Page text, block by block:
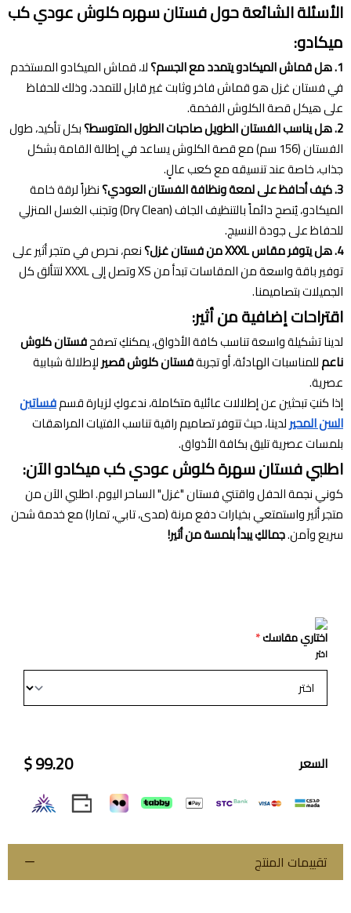
الأسئلة الشائعة حول فستان سهره كلوش عودي كب
ميكادو:
1. هل قماش الميكادو يتمدد مع الجسم؟
لا، قماش الميكادو المستخدم
في فستان غزل هو قماش فاخر وثابت غير قابل للتمدد، وذلك للحفاظ
على هيكل قصة الكلوش الفخمة.
2. هل يناسب الفستان الطويل صاحبات الطول المتوسط؟
بكل تأكيد، طول
الفستان (156 سم) مع قصة الكلوش يساعد في إطالة القامة بشكل
جذاب، خاصة عند تنسيقه مع كعب عالٍ.
3. كيف أحافظ على لمعة ونظافة الفستان العودي؟
نظراً لرقة خامة
الميكادو، يُنصح دائماً بالتنظيف الجاف (Dry Clean) وتجنب الغسل المنزلي
للحفاظ على جودة النسيج.
4. هل يتوفر مقاس XXXL من فستان غزل؟
نعم، نحرص في متجر أثير على
توفير باقة واسعة من المقاسات تبدأ من XS وتصل إلى XXXL لتتألق كل
الجميلات بتصاميمنا.
اقتراحات إضافية من أثير:
لدينا تشكيلة واسعة تناسب كافة الأذواق، يمكنكِ تصفحفستان كلوش
ناعمللمناسبات الهادئة، أو تجربةفستان كلوش قصيرلإطلالة شبابية
عصرية.
إذا كنتِ تبحثين عن إطلالات عائلية متكاملة، ندعوكِ لزيارة قسمفساتين
السن المحيرلدينا، حيث تتوفر تصاميم راقية تناسب الفتيات المراهقات
بلمسات عصرية تليق بكافة الأذواق.
اطلبي فستان سهرة كلوش عودي كب ميكادو الآن:
كوني نجمة الحفل واقتني فستان "غزل" الساحر اليوم. اطلبي الآن من
متجر أثير واستمتعي بخيارات دفع مرنة (مدى، تابي، تمارا) مع خدمة شحن
سريع وآمن.جمالكِ يبدأ بلمسة من أثير!
اختاري مقاسك*
اختر
السعر 99.20 $
تقييمات المنتج